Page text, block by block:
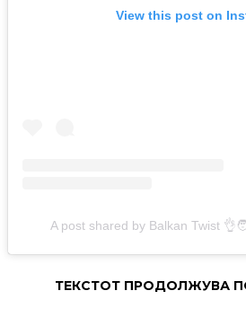
View this post on
A post shared by Balkan Twist
ТЕКСТОТ ПРОДОЛЖУВА